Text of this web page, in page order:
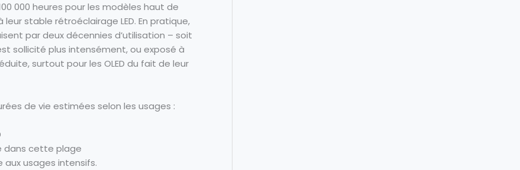
000 heures pour les modèles haut de
leur stable rétroéclairage LED. En pratique,
par deux décennies d’utilisation – soit
sollicité plus intensément, ou exposé à
surtout pour les OLED du fait de leur
de vie estimées selon les usages :
dans cette plage
aux usages intensifs.